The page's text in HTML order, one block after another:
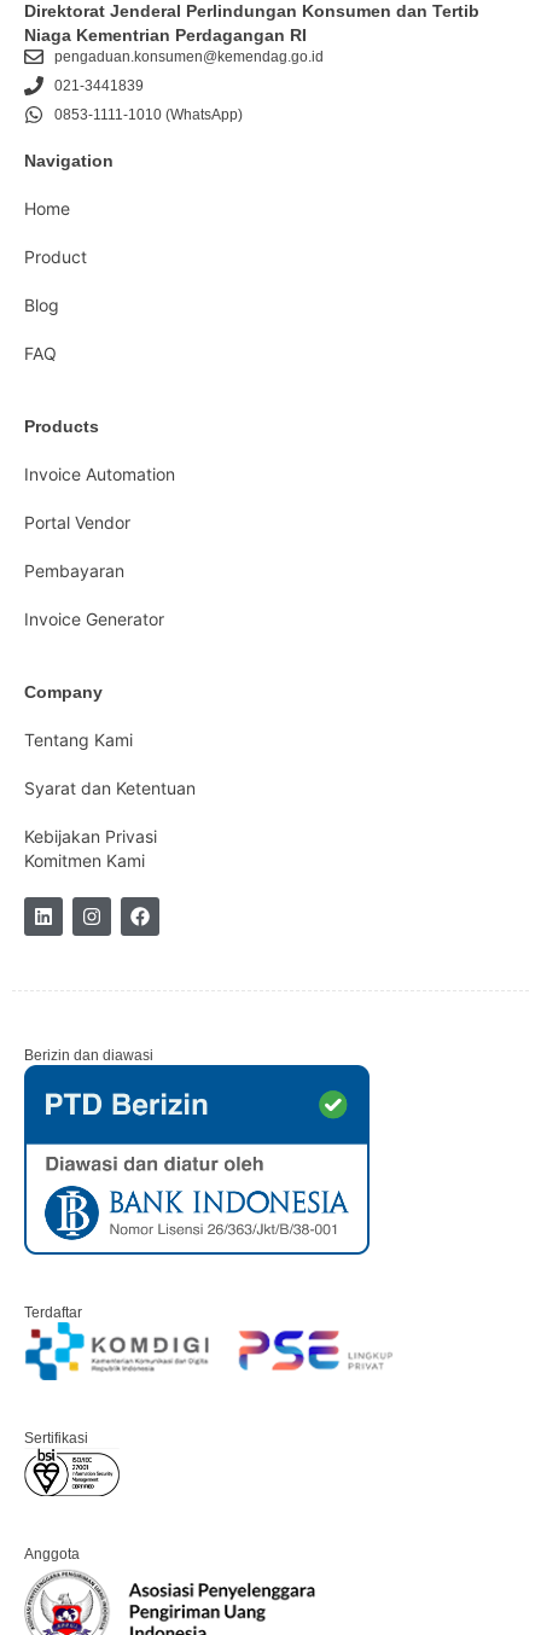
Direktorat Jenderal Perlindungan Konsumen dan Tertib
Niaga Kementrian Perdagangan RI
pengaduan.konsumen@kemendag.go.id
021-3441839
0853-1111-1010 (WhatsApp)
Navigation
Home
Product
Blog
FAQ
Products
Invoice Automation
Portal Vendor
Pembayaran
Invoice Generator
Company
Tentang Kami
Syarat dan Ketentuan
Kebijakan Privasi
Komitmen Kami
Berizin dan diawasi
Terdaftar
Sertifikasi
Anggota